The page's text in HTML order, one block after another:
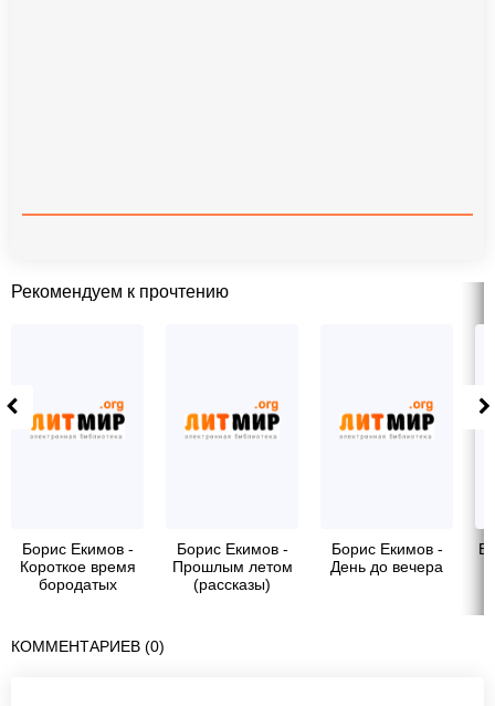
Рекомендуем к прочтению
Борис Екимов -
Короткое время
бородатых
Борис Екимов -
Прошлым летом
(рассказы)
Борис Екимов -
День до вечера
КОММЕНТАРИЕВ (0)